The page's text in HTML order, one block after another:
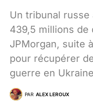
Un tribunal russe
439,5 millions de
JPMorgan, suite
pour récupérer
guerre en
PAR ALEX LEROUX